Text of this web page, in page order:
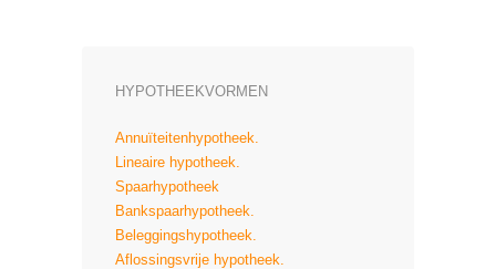
HYPOTHEEKVORMEN
Annuïteitenhypotheek.
Lineaire hypotheek.
Spaarhypotheek
Bankspaarhypotheek.
Beleggingshypotheek.
Aflossingsvrije hypotheek.